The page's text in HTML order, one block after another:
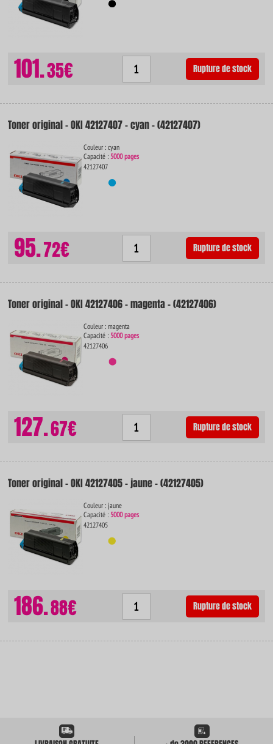
101.35€ Rupture de stock
Toner original - OKI 42127407 - cyan - (42127407)
Couleur : cyan
Capacité :5000 pages
42127407
95.72€ Rupture de stock
Toner original - OKI 42127406 - magenta - (42127406)
Couleur : magenta
Capacité :5000 pages
42127406
127.67€ Rupture de stock
Toner original - OKI 42127405 - jaune - (42127405)
Couleur : jaune
Capacité :5000 pages
42127405
186.88€ Rupture de stock